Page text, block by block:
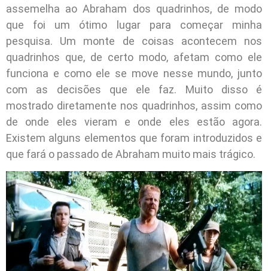
assemelha ao Abraham dos quadrinhos, de modo
que foi um ótimo lugar para começar minha
pesquisa. Um monte de coisas acontecem nos
quadrinhos que, de certo modo, afetam como ele
funciona e como ele se move nesse mundo, junto
com as decisões que ele faz. Muito disso é
mostrado diretamente nos quadrinhos, assim como
de onde eles vieram e onde eles estão agora.
Existem alguns elementos que foram introduzidos e
que fará o passado de Abraham muito mais trágico.